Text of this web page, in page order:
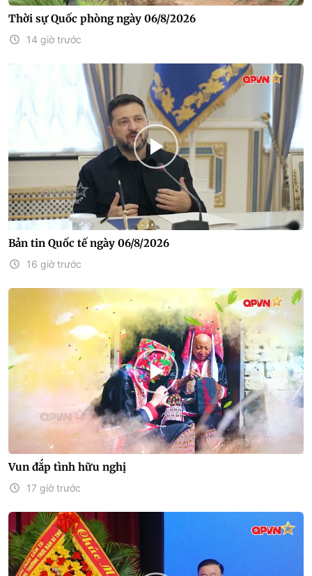
Thời sự Quốc phòng ngày 06/8/2026
14 giờ trước
Bản tin Quốc tế ngày 06/8/2026
16 giờ trước
Vun đắp tình hữu nghị
17 giờ trước